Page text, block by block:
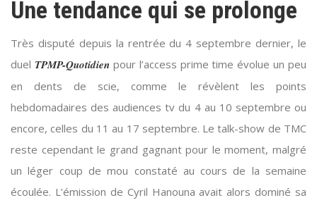
Une tendance qui se prolonge
Très disputé depuis la rentrée du 4 septembre dernier, le
duel TPMP-Quotidienpour l’access prime time évolue un peu
en dents de scie, comme le révèlent les points
hebdomadaires des audiences tv du 4 au 10 septembre ou
encore, celles du 11 au 17 septembre. Le talk-show de TMC
reste cependant le grand gagnant pour le moment, malgré
un léger coup de mou constaté au cours de la semaine
écoulée. L’émission de Cyril Hanouna avait alors dominé sa